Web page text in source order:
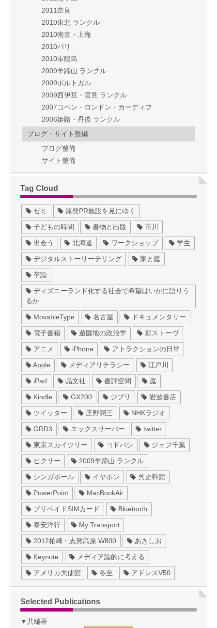
2011奈良
2010東北 ランクル
2010南京・上海
2010パリ
2010軍艦島
2009羊蹄山 ランクル
2009ポルトガル
2009西伊豆・雲見 ランクル
2007コペン・ロンドン・カーディフ
2006姫路・丹後 ランクル
ブログ・サイト整備
ブログ整備
サイト整備
Tag Cloud
ゼミ 原発PR施設を見にゆく
子どもの時間 書物と出版 市川
出会う 北海道 ワークショップ 学生
デジタルストーリーテリング 家と庭
卒論
ディズニーランド化する社会で希望はいかに語りう
るか
MovableType 名古屋 ドキュメンタリー
電子書籍 遊園地の政治学 薪ストーヴ
アニメ iPhone アトラクションの日常
Apple メディアリテラシー 江戸川
iPad 晶文社 書評空間 庭
Kindle GX200 ジブリ 岩波書店
ツイッター 庄野潤三 NHKラジオ
GRD3 エックスサーバー twitter
東京スカイツリー ヨドバシ ジェフ千葉
ピクサー 2009羊蹄山 ランクル
シンガポール イヤホン 呉史料館
PowerPoint MacBookAir
プリペイドSIMカード Bluetooth
泰安洋行 My Transport
2012柏崎・志賀高原 W800 あきしお
Keynote メディア論的に考える
アメリカ大使館 冬至 アドレスV50
Selected Publications
▼共編著